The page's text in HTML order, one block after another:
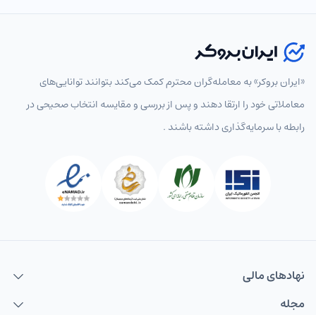
EURUSD یورو به دلار
USDJPY
«ایران بروکر» به معامله‌گران محترم کمک می‌کند بتوانند توانایی‌های
معاملاتی خود را ارتقا دهند و پس از بررسی و مقایسه انتخاب‌ صحیحی در
رابطه با سرمایه‌گذاری داشته باشند .
نهاد‌های مالی
مجله